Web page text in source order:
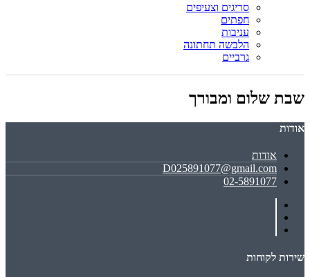
סריגים וצעיפים
חפתים
עניבות
הלבשה תחתונה
גרביים
שבת שלום ומבורך
אודות
אודות
D025891077@gmail.com
02-5891077
שירות לקוחות